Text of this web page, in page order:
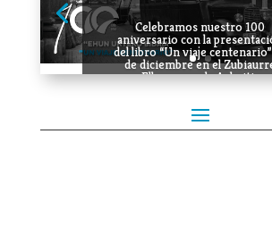
Celebramos nuestro 100
aniversario con la
del libro “Un viaje
de diciembre en el
Elkargunea de Azkoitia